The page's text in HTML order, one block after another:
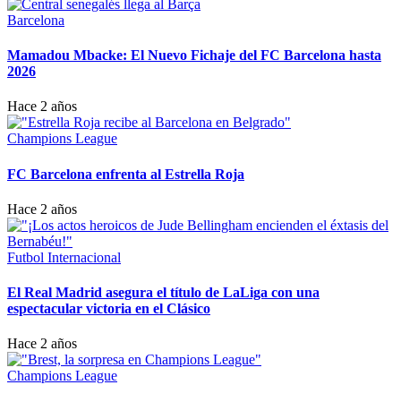
Barcelona
Mamadou Mbacke: El Nuevo Fichaje del FC Barcelona hasta
2026
Hace 2 años
Champions League
FC Barcelona enfrenta al Estrella Roja
Hace 2 años
Futbol Internacional
El Real Madrid asegura el título de LaLiga con una
espectacular victoria en el Clásico
Hace 2 años
Champions League